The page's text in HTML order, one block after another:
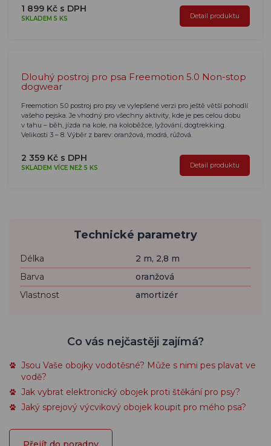
1 899 Kč s DPH
SKLADEM 5 KS Detail produktu
Dlouhý postroj pro psa Freemotion 5.0 Non-stop
dogwear
Freemotion 5.0 postroj pro psy ve vylepšené verzi pro ještě větší pohodlí
vašeho pejska. Je vhodný pro všechny aktivity, kde je pes celou dobu
v tahu – běh, jízda na kole, na koloběžce, lyžování, dogtrekking.
Velikosti 3 – 8. Výběr z barev: oranžová, modrá, růžová.
2 359 Kč s DPH
SKLADEM VÍCE NEŽ 5 KS Detail produktu
Technické parametry
Délka
2 m, 2,8 m
Barva
oranžová
Vlastnost
amortizér
Co vás nejčastěji zajímá?
Jsou Vaše obojky vodotěsné? Může s nimi pes plavat ve
vodě?
Jak vybrat elektronický obojek proti štěkání pro psy?
Jaký sprejový výcvikový obojek koupit pro mého psa?